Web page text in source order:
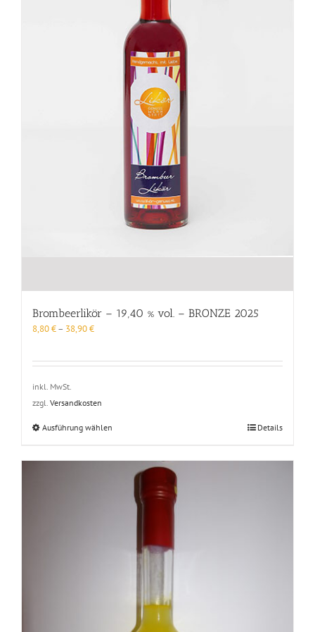
Brombeerlikör – 19,40 % vol. – BRONZE 2025
8,80€– 38,90€
inkl. MwSt.
zzgl. Versandkosten
Ausführung wählen
mehrere
Varianten
werden
Details